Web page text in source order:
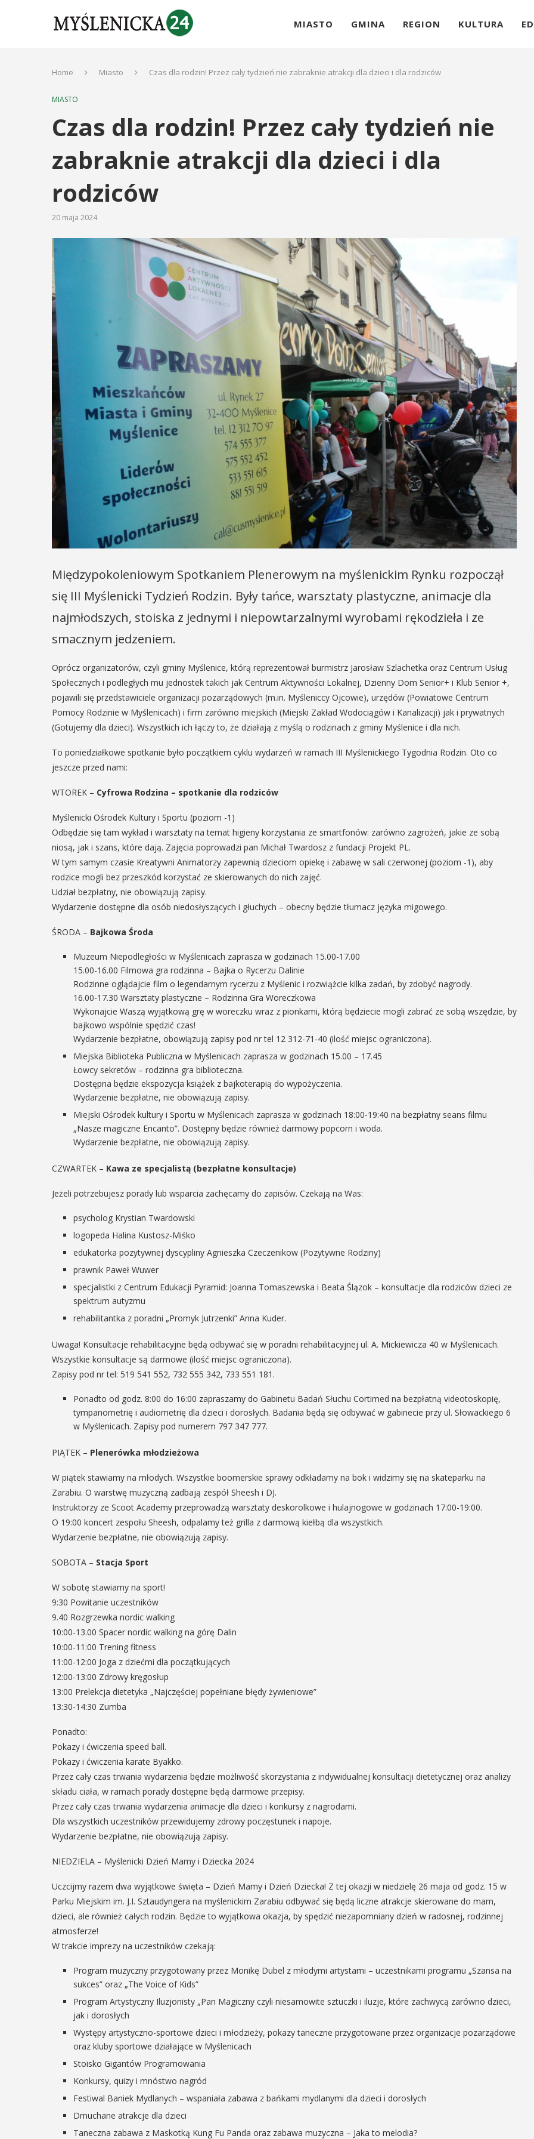
MIASTO GMINA REGION KULTURA
Home Miasto Czas dla rodzin! Przez cały tydzień nie zabraknie atrakcji dla dzieci i dla rodziców
MIASTO
Czas dla rodzin! Przez cały tydzień nie
zabraknie atrakcji dla dzieci i dla
rodziców
20 maja 2024
Międzypokoleniowym Spotkaniem Plenerowym na myślenickim Rynku rozpoczął
się III Myślenicki Tydzień Rodzin. Były tańce, warsztaty plastyczne, animacje dla
najmłodszych, stoiska z jednymi i niepowtarzalnymi wyrobami rękodzieła i ze
smacznym jedzeniem.
Oprócz organizatorów, czyli gminy Myślenice, którą reprezentował burmistrz Jarosław Szlachetka oraz Centrum Usług
Społecznych i podległych mu jednostek takich jak Centrum Aktywności Lokalnej, Dzienny Dom Senior+ i Klub Senior +,
pojawili się przedstawiciele organizacji pozarządowych (m.in. Myśleniccy Ojcowie), urzędów (Powiatowe Centrum
Pomocy Rodzinie w Myślenicach) i firm zarówno miejskich (Miejski Zakład Wodociągów i Kanalizacji) jak i prywatnych
(Gotujemy dla dzieci). Wszystkich ich łączy to, że działają z myślą o rodzinach z gminy Myślenice i dla nich.
To poniedziałkowe spotkanie było początkiem cyklu wydarzeń w ramach III Myślenickiego Tygodnia Rodzin. Oto co
jeszcze przed nami:
WTOREK – Cyfrowa Rodzina – spotkanie dla rodziców
Myślenicki Ośrodek Kultury i Sportu (poziom -1)
Odbędzie się tam wykład i warsztaty na temat higieny korzystania ze smartfonów: zarówno zagrożeń, jakie ze sobą
niosą, jak i szans, które dają. Zajęcia poprowadzi pan Michał Twardosz z fundacji Projekt PL.
W tym samym czasie Kreatywni Animatorzy zapewnią dzieciom opiekę i zabawę w sali czerwonej (poziom -1), aby
rodzice mogli bez przeszkód korzystać ze skierowanych do nich zajęć.
Udział bezpłatny, nie obowiązują zapisy.
Wydarzenie dostępne dla osób niedosłyszących i głuchych – obecny będzie tłumacz języka migowego.
ŚRODA – Bajkowa Środa
Muzeum Niepodległości w Myślenicach zaprasza w godzinach 15.00-17.00
15.00-16.00 Filmowa gra rodzinna – Bajka o Rycerzu Dalinie
Rodzinne oglądajcie film o legendarnym rycerzu z Myślenic i rozwiążcie kilka zadań, by zdobyć nagrody.
16.00-17.30 Warsztaty plastyczne – Rodzinna Gra Woreczkowa
Wykonajcie Waszą wyjątkową grę w woreczku wraz z pionkami, którą będziecie mogli zabrać ze sobą wszędzie, by
bajkowo wspólnie spędzić czas!
Wydarzenie bezpłatne, obowiązują zapisy pod nr tel 12 312-71-40 (ilość miejsc ograniczona).
Miejska Biblioteka Publiczna w Myślenicach zaprasza w godzinach 15.00 – 17.45
Łowcy sekretów – rodzinna gra biblioteczna.
Dostępna będzie ekspozycja książek z bajkoterapią do wypożyczenia.
Wydarzenie bezpłatne, nie obowiązują zapisy.
Miejski Ośrodek kultury i Sportu w Myślenicach zaprasza w godzinach 18:00-19:40 na bezpłatny seans filmu
„Nasze magiczne Encanto”. Dostępny będzie również darmowy popcorn i woda.
Wydarzenie bezpłatne, nie obowiązują zapisy.
CZWARTEK – Kawa ze specjalistą (bezpłatne konsultacje)
Jeżeli potrzebujesz porady lub wsparcia zachęcamy do zapisów. Czekają na Was:
psycholog Krystian Twardowski
logopeda Halina Kustosz-Miśko
edukatorka pozytywnej dyscypliny Agnieszka Czeczenikow (Pozytywne Rodziny)
prawnik Paweł Wuwer
specjalistki z Centrum Edukacji Pyramid: Joanna Tomaszewska i Beata Ślązok – konsultacje dla rodziców dzieci ze
spektrum autyzmu
rehabilitantka z poradni „Promyk Jutrzenki” Anna Kuder.
Uwaga! Konsultacje rehabilitacyjne będą odbywać się w poradni rehabilitacyjnej ul. A. Mickiewicza 40 w Myślenicach.
Wszystkie konsultacje są darmowe (ilość miejsc ograniczona).
Zapisy pod nr tel: 519 541 552, 732 555 342, 733 551 181.
Ponadto od godz. 8:00 do 16:00 zapraszamy do Gabinetu Badań Słuchu Cortimed na bezpłatną videotoskopię,
tympanometrię i audiometrię dla dzieci i dorosłych. Badania będą się odbywać w gabinecie przy ul. Słowackiego 6
w Myślenicach. Zapisy pod numerem 797 347 777.
PIĄTEK – Plenerówka młodzieżowa
W piątek stawiamy na młodych. Wszystkie boomerskie sprawy odkładamy na bok i widzimy się na skateparku na
Zarabiu. O warstwę muzyczną zadbają zespół Sheesh i DJ.
Instruktorzy ze Scoot Academy przeprowadzą warsztaty deskorolkowe i hulajnogowe w godzinach 17:00-19:00.
O 19:00 koncert zespołu Sheesh, odpalamy też grilla z darmową kiełbą dla wszystkich.
Wydarzenie bezpłatne, nie obowiązują zapisy.
SOBOTA – Stacja Sport
W sobotę stawiamy na sport!
9:30 Powitanie uczestników
9.40 Rozgrzewka nordic walking
10:00-13.00 Spacer nordic walking na górę Dalin
10:00-11:00 Trening fitness
11:00-12:00 Joga z dziećmi dla początkujących
12:00-13:00 Zdrowy kręgosłup
13:00 Prelekcja dietetyka „Najczęściej popełniane błędy żywieniowe”
13:30-14:30 Zumba
Ponadto:
Pokazy i ćwiczenia speed ball.
Pokazy i ćwiczenia karate Byakko.
Przez cały czas trwania wydarzenia będzie możliwość skorzystania z indywidualnej konsultacji dietetycznej oraz analizy
składu ciała, w ramach porady dostępne będą darmowe przepisy.
Przez cały czas trwania wydarzenia animacje dla dzieci i konkursy z nagrodami.
Dla wszystkich uczestników przewidujemy zdrowy poczęstunek i napoje.
Wydarzenie bezpłatne, nie obowiązują zapisy.
NIEDZIELA – Myślenicki Dzień Mamy i Dziecka 2024
Uczcijmy razem dwa wyjątkowe święta – Dzień Mamy i Dzień Dziecka! Z tej okazji w niedzielę 26 maja od godz. 15 w
Parku Miejskim im. J.I. Sztaudyngera na myślenickim Zarabiu odbywać się będą liczne atrakcje skierowane do mam,
dzieci, ale również całych rodzin. Będzie to wyjątkowa okazja, by spędzić niezapomniany dzień w radosnej, rodzinnej
atmosferze!
W trakcie imprezy na uczestników czekają:
Program muzyczny przygotowany przez Monikę Dubel z młodymi artystami – uczestnikami programu „Szansa na
sukces” oraz „The Voice of Kids”
Program Artystyczny Iluzjonisty „Pan Magiczny czyli niesamowite sztuczki i iluzje, które zachwycą zarówno dzieci,
jak i dorosłych
Występy artystyczno-sportowe dzieci i młodzieży, pokazy taneczne przygotowane przez organizacje pozarządowe
oraz kluby sportowe działające w Myślenicach
Stoisko Gigantów Programowania
Konkursy, quizy i mnóstwo nagród
Festiwal Baniek Mydlanych – wspaniała zabawa z bańkami mydlanymi dla dzieci i dorosłych
Dmuchane atrakcje dla dzieci
Taneczna zabawa z Maskotką Kung Fu Panda oraz zabawa muzyczna – Jaka to melodia?
i
wakacji, czyli 29-30
Myślenicach odbędzie się
Turnieju Myślimira.
organizowane przez
w Myślenicach
06 MAJ
17:00
Promocja XXVII
tomu rocznika
Regiony –
regionalizmy –
małe ojczyny”
W środę 6 maja o godz. 17 w Miejskiej
Bibliotece Publicznej w Myślenicach
odbędzie się promocja XXVII tomu
rocznika "Małopolska. Regiony -
regionalizmy - małe ...
POKAŻ SZCZEGÓŁY
14
CZERWIEC
Cały dzień
„Oddaj krew-
odbędzie się druga edycja wydarzenia
krwiodawstwa ze zlotem samochodów